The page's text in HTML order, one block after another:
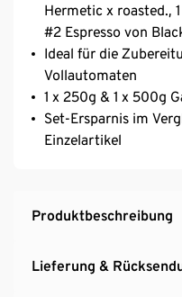
Hermetic x roasted.,
#2 Espresso von
Ideal für die
Vollautomaten
1 x 250g & 1 x 500g
Set-Ersparnis im
Einzelartikel
Produktbeschreibung
Lieferung &